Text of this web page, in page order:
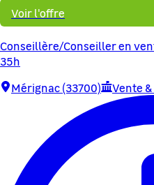
Voir l'offre
Conseillère/Conseiller en
35h
Mérignac (33700)
Vente